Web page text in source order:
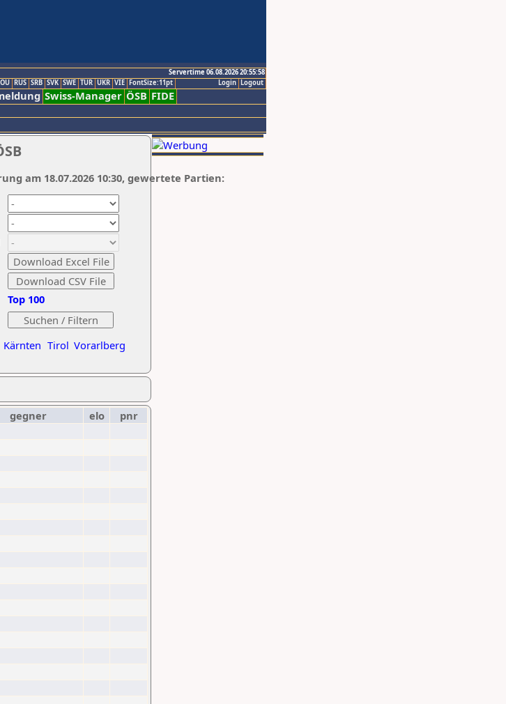
Servertime 06.08.2026 20:55:58
Logout
Login
RUS SRB SVK SWE TUR UKR VIE FontSize:11pt
Swiss-Manager ÖSB FIDE
Kärnten Tirol Vorarlberg
Top 100
am 18.07.2026 10:30, gewertete Partien:
gegner elo
pnr